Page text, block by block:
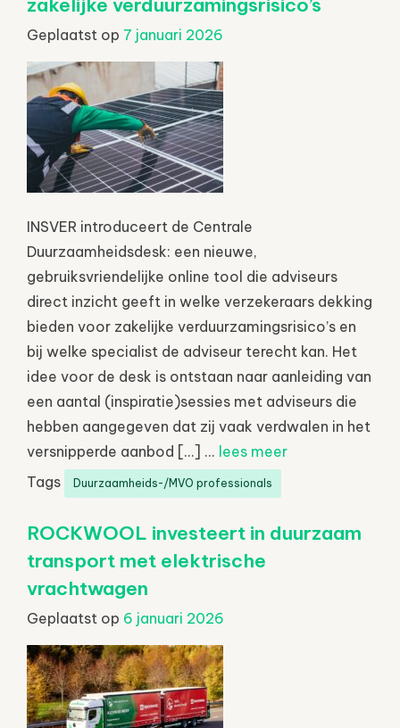
Geplaatst op 7 januari 2026
INSVER introduceert de Centrale
Duurzaamheidsdesk: een nieuwe,
gebruiksvriendelijke online tool die adviseurs
direct inzicht geeft in welke verzekeraars dekking
bieden voor zakelijke verduurzamingsrisico’s en
bij welke specialist de adviseur terecht kan. Het
idee voor de desk is ontstaan naar aanleiding van
een aantal (inspiratie)sessies met adviseurs die
hebben aangegeven dat zij vaak verdwalen in het
versnipperde aanbod […] ... lees meer
Tags
Duurzaamheids-/MVO professionals
ROCKWOOL investeert in duurzaam
transport met elektrische
vrachtwagen
Geplaatst op 6 januari 2026